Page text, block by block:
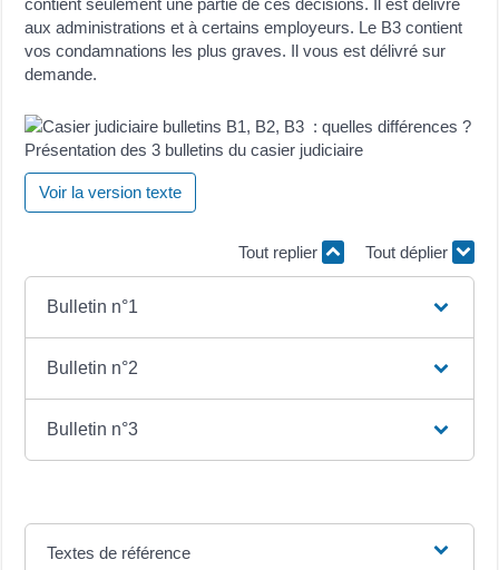
aux administrations et à certains employeurs. Le B3 contient
vos condamnations les plus graves. Il vous est délivré sur
demande.
Présentation des 3 bulletins du casier judiciaire
Voir la version texte
Tout replier Tout déplier
Bulletin n°1
Bulletin n°2
Bulletin n°3
Textes de référence